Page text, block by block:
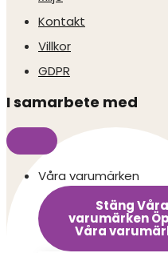
Kontakt
Villkor
GDPR
I samarbete med
Våra varumärken
Stäng Våra
varumärken
Våra